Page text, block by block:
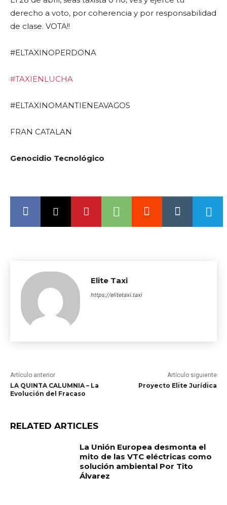
derecho a voto, por coherencia y por responsabilidad
de clase. VOTA!!
#ELTAXINOPERDONA
#TAXIENLUCHA
#ELTAXINOMANTIENEAVAGOS
FRAN CATALAN
Genocidio Tecnológico
Elite Taxi
https://elitetaxi.taxi
Artículo anterior
LA QUINTA CALUMNIA – La
Evolución del Fracaso
Artículo siguiente
Proyecto Elite Jurídica
RELATED ARTICLES
La Unión Europea desmonta el
mito de las VTC eléctricas como
solución ambiental Por Tito
Álvarez